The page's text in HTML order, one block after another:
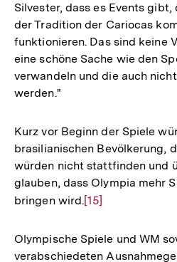
Silvester, dass es Events gibt,
der Tradition der Cariocas
funktionieren. Das sind keine
eine schöne Sache wie den
verwandeln und die auch
werden."
Kurz vor Beginn der Spiele
brasilianischen Bevölkerung,
würden nicht stattfinden und
glauben, dass Olympia mehr
bringen wird.Zur
der
Fußnote
[15]
Olympische Spiele und WM
verabschiedeten